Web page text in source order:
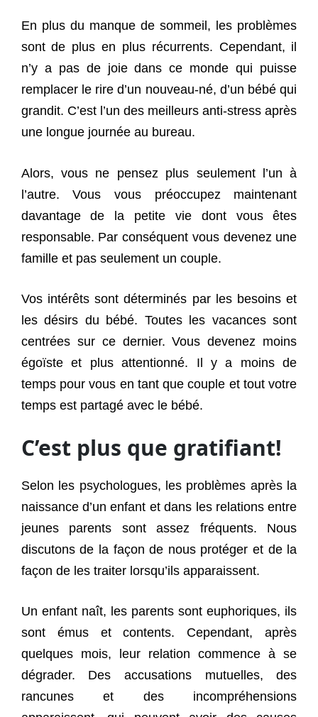
En plus du manque de sommeil, les problèmes
sont de plus en plus récurrents. Cependant, il
n’y a pas de joie dans ce monde qui puisse
remplacer le rire d’un nouveau-né, d’un bébé qui
grandit. C’est l’un des meilleurs anti-stress après
une longue journée au bureau.
Alors, vous ne pensez plus seulement l’un à
l’autre. Vous vous préoccupez maintenant
davantage de la petite vie dont vous êtes
responsable. Par conséquent vous devenez une
famille et pas seulement un couple.
Vos intérêts sont déterminés par les besoins et
les désirs du bébé. Toutes les vacances sont
centrées sur ce dernier. Vous devenez moins
égoïste et plus attentionné. Il y a moins de
temps pour vous en tant que couple et tout votre
temps est partagé avec le bébé.
C’est plus que gratifiant!
Selon les psychologues, les problèmes après la
naissance d’un enfant et dans les relations entre
jeunes parents sont assez fréquents. Nous
discutons de la façon de nous protéger et de la
façon de les traiter lorsqu’ils apparaissent.
Un enfant naît, les parents sont euphoriques, ils
sont émus et contents. Cependant, après
quelques mois, leur relation commence à se
dégrader. Des accusations mutuelles, des
rancunes et des incompréhensions